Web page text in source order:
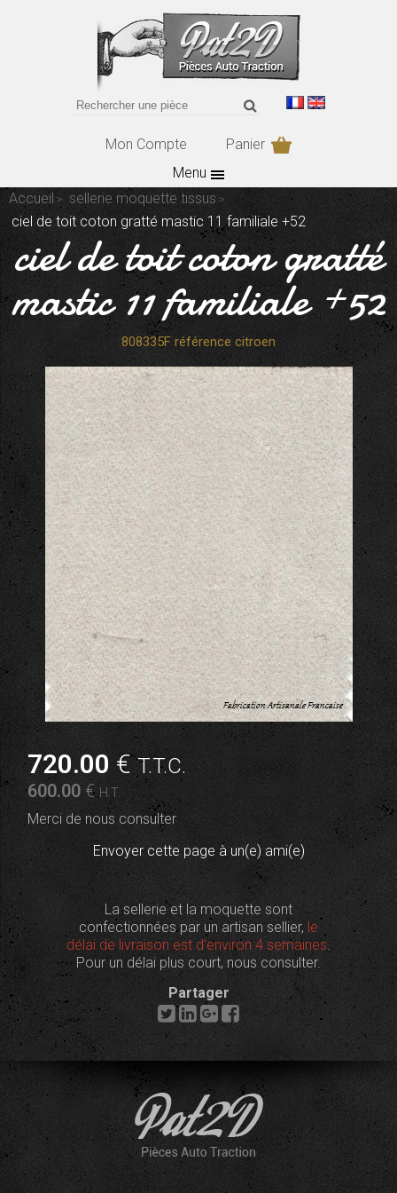
Mon Compte
Panier
Menu
Accueil
sellerie moquette tissus
ciel de toit coton gratté mastic 11 familiale +52
ciel de toit coton gratté
mastic 11 familiale +52
808335F référence citroen
720.00 €T.T.C.
600.00 €H.T.
Merci de nous consulter
Envoyer cette page à un(e) ami(e)
La sellerie et la moquette sont
confectionnées par un artisan sellier, le
délai de livraison est d'environ 4 semaines.
Pour un délai plus court, nous consulter.
Partager